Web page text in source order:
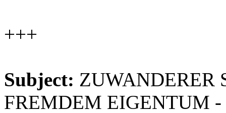
+++
Subject: ZUWANDERER
FREMDEM EIGENTUM